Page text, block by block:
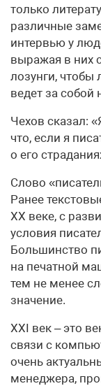
только
различные
интервью у
выражая в них
лозунги, чтобы
ведет за собой
Чехов сказал:
что, если я
о его
Слово
Ранее
XX веке, с
условия
Большинство
на печатной
тем не менее
значение.
XXI век – это
связи с
очень
менеджера,